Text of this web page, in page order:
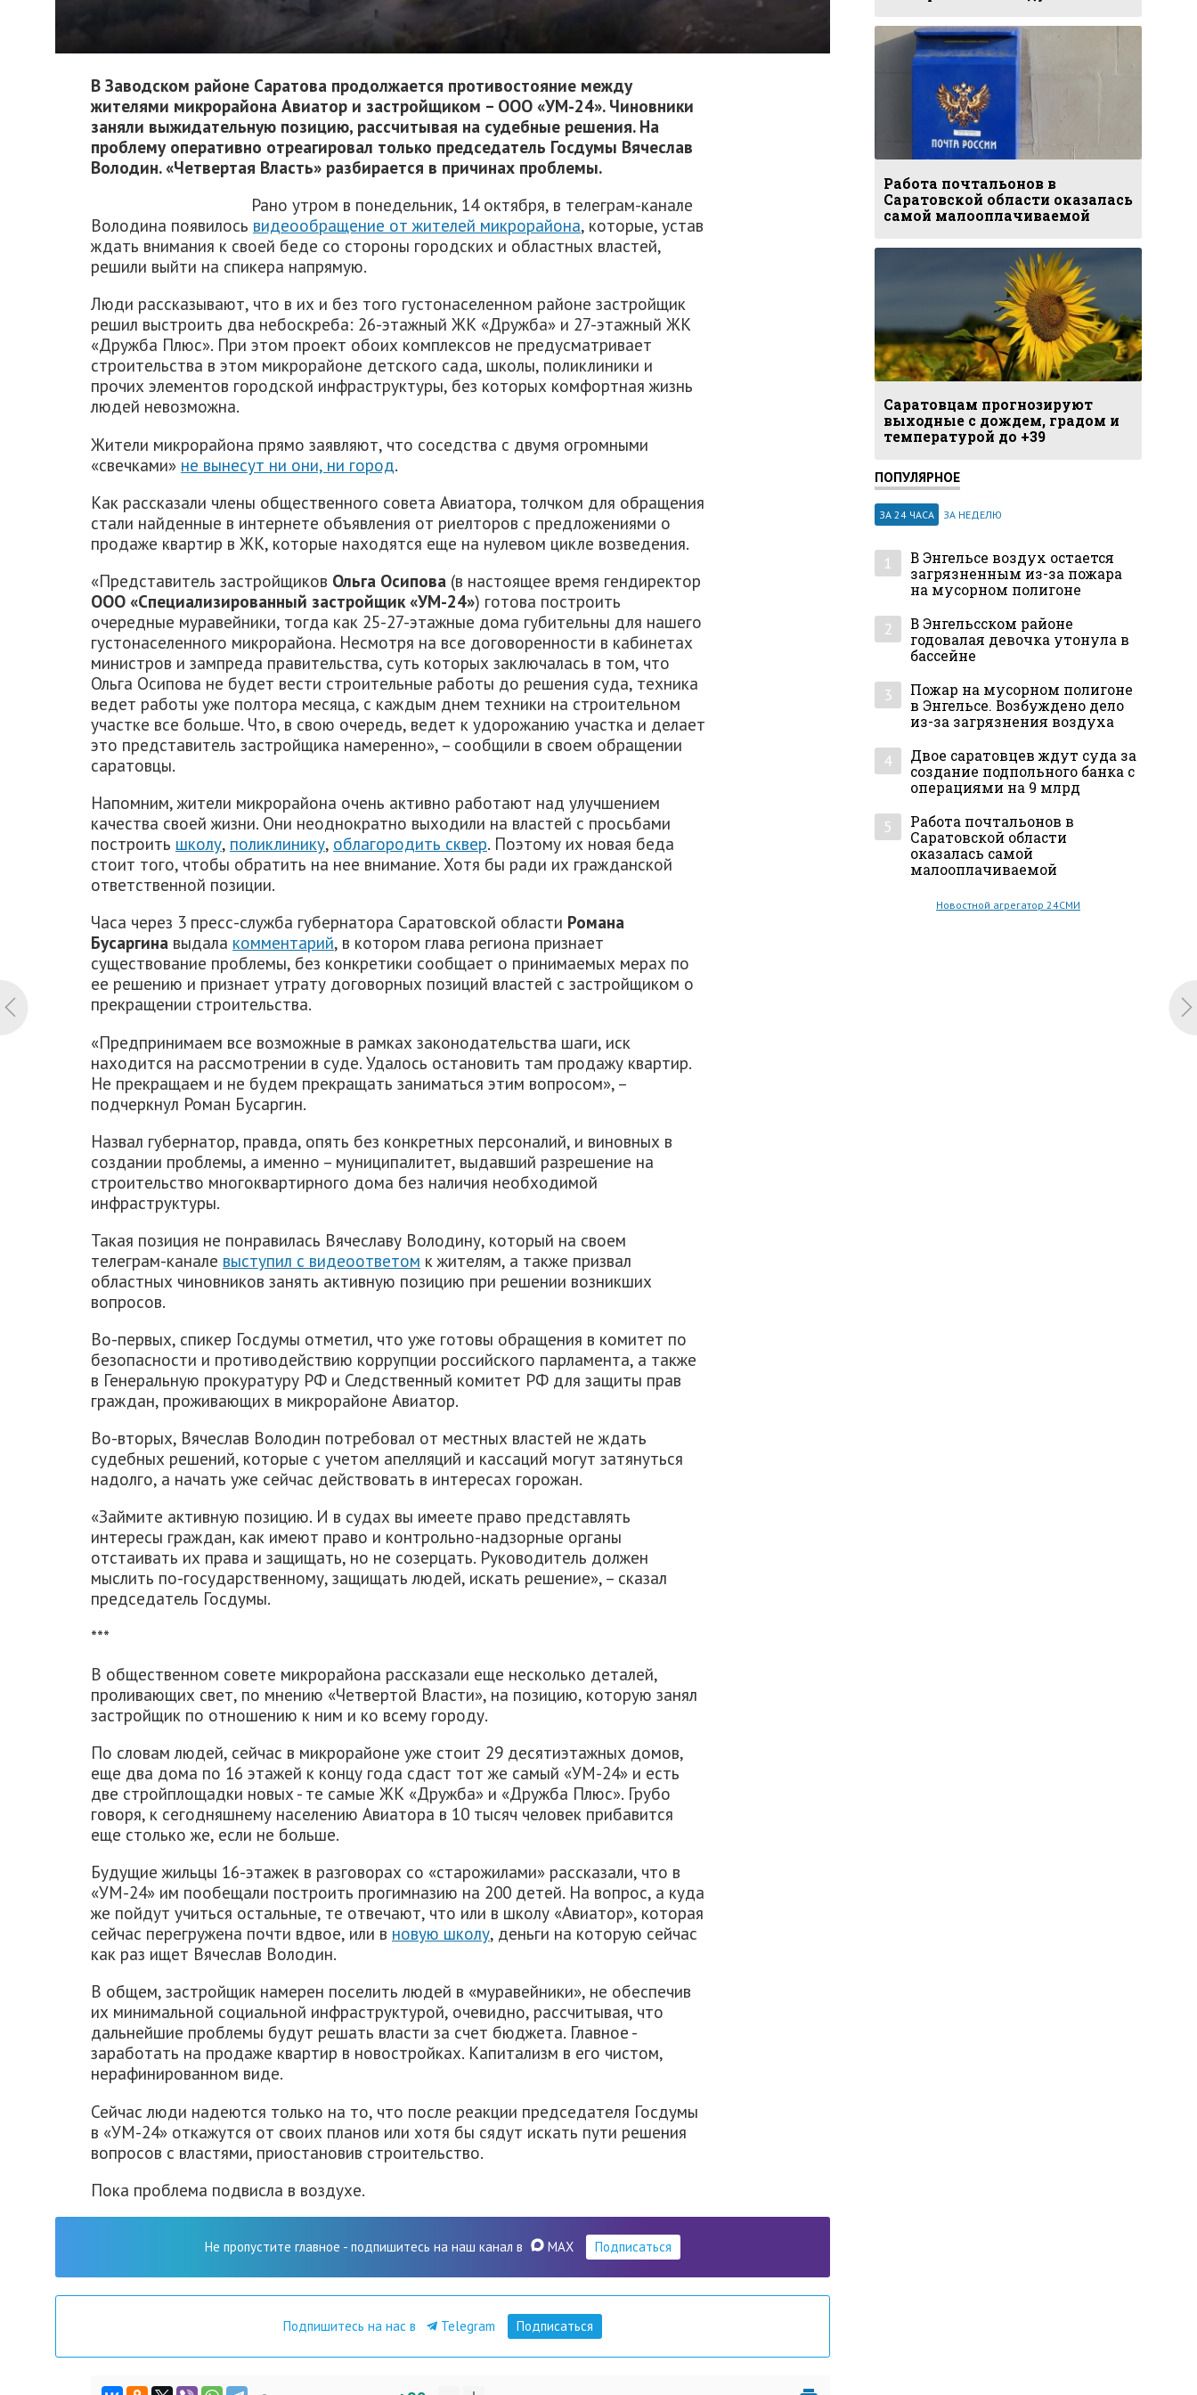
В Заводском районе Саратова продолжается противостояние между
жителями микрорайона Авиатор и застройщиком – ООО «УМ-24». Чиновники
заняли выжидательную позицию, рассчитывая на судебные решения. На
проблему оперативно отреагировал только председатель Госдумы Вячеслав
Володин. «Четвертая Власть» разбирается в причинах проблемы.
Рано утром в понедельник, 14 октября, в телеграм-канале
Володина появилось видеообращение от жителей микрорайона, которые, устав
ждать внимания к своей беде со стороны городских и областных властей,
решили выйти на спикера напрямую.
Люди рассказывают, что в их и без того густонаселенном районе застройщик
решил выстроить два небоскреба: 26-этажный ЖК «Дружба» и 27-этажный ЖК
«Дружба Плюс». При этом проект обоих комплексов не предусматривает
строительства в этом микрорайоне детского сада, школы, поликлиники и
прочих элементов городской инфраструктуры, без которых комфортная жизнь
людей невозможна.
Жители микрорайона прямо заявляют, что соседства с двумя огромными
«свечками» не вынесут ни они, ни город.
Как рассказали члены общественного совета Авиатора, толчком для обращения
стали найденные в интернете объявления от риелторов с предложениями о
продаже квартир в ЖК, которые находятся еще на нулевом цикле возведения.
«Представитель застройщиков Ольга Осипова (в настоящее время гендиректор
ООО «Специализированный застройщик «УМ-24») готова построить
очередные муравейники, тогда как 25-27-этажные дома губительны для нашего
густонаселенного микрорайона. Несмотря на все договоренности в кабинетах
министров и зампреда правительства, суть которых заключалась в том, что
Ольга Осипова не будет вести строительные работы до решения суда, техника
ведет работы уже полтора месяца, с каждым днем техники на строительном
участке все больше. Что, в свою очередь, ведет к удорожанию участка и делает
это представитель застройщика намеренно», – сообщили в своем обращении
саратовцы.
Напомним, жители микрорайона очень активно работают над улучшением
качества своей жизни. Они неоднократно выходили на властей с просьбами
построить школу, поликлинику, облагородить сквер. Поэтому их новая беда
стоит того, чтобы обратить на нее внимание. Хотя бы ради их гражданской
ответственной позиции.
Часа через 3 пресс-служба губернатора Саратовской области Романа
Бусаргина выдала комментарий, в котором глава региона признает
существование проблемы, без конкретики сообщает о принимаемых мерах по
ее решению и признает утрату договорных позиций властей с застройщиком о
прекращении строительства.
«Предпринимаем все возможные в рамках законодательства шаги, иск
находится на рассмотрении в суде. Удалось остановить там продажу квартир.
Не прекращаем и не будем прекращать заниматься этим вопросом», –
подчеркнул Роман Бусаргин.
Назвал губернатор, правда, опять без конкретных персоналий, и виновных в
создании проблемы, а именно – муниципалитет, выдавший разрешение на
строительство многоквартирного дома без наличия необходимой
инфраструктуры.
Такая позиция не понравилась Вячеславу Володину, который на своем
телеграм-канале выступил с видеоответом к жителям, а также призвал
областных чиновников занять активную позицию при решении возникших
вопросов.
Во-первых, спикер Госдумы отметил, что уже готовы обращения в комитет по
безопасности и противодействию коррупции российского парламента, а также
в Генеральную прокуратуру РФ и Следственный комитет РФ для защиты прав
граждан, проживающих в микрорайоне Авиатор.
Во-вторых, Вячеслав Володин потребовал от местных властей не ждать
судебных решений, которые с учетом апелляций и кассаций могут затянуться
надолго, а начать уже сейчас действовать в интересах горожан.
«Займите активную позицию. И в судах вы имеете право представлять
интересы граждан, как имеют право и контрольно-надзорные органы
отстаивать их права и защищать, но не созерцать. Руководитель должен
мыслить по-государственному, защищать людей, искать решение», – сказал
председатель Госдумы.
***
В общественном совете микрорайона рассказали еще несколько деталей,
проливающих свет, по мнению «Четвертой Власти», на позицию, которую занял
застройщик по отношению к ним и ко всему городу.
По словам людей, сейчас в микрорайоне уже стоит 29 десятиэтажных домов,
еще два дома по 16 этажей к концу года сдаст тот же самый «УМ-24» и есть
две стройплощадки новых - те самые ЖК «Дружба» и «Дружба Плюс». Грубо
говоря, к сегодняшнему населению Авиатора в 10 тысяч человек прибавится
еще столько же, если не больше.
Будущие жильцы 16-этажек в разговорах со «старожилами» рассказали, что в
«УМ-24» им пообещали построить прогимназию на 200 детей. На вопрос, а куда
же пойдут учиться остальные, те отвечают, что или в школу «Авиатор», которая
сейчас перегружена почти вдвое, или в новую школу, деньги на которую сейчас
как раз ищет Вячеслав Володин.
В общем, застройщик намерен поселить людей в «муравейники», не обеспечив
их минимальной социальной инфраструктурой, очевидно, рассчитывая, что
дальнейшие проблемы будут решать власти за счет бюджета. Главное -
заработать на продаже квартир в новостройках. Капитализм в его чистом,
нерафинированном виде.
Сейчас люди надеются только на то, что после реакции председателя Госдумы
в «УМ-24» откажутся от своих планов или хотя бы сядут искать пути решения
вопросов с властями, приостановив строительство.
Пока проблема подвисла в воздухе.
Не пропустите главное - подпишитесь на наш канал в MAX Подписаться
Подпишитесь на нас в Telegram Подписаться
Работа почтальонов в
Саратовской области оказалась
самой малооплачиваемой
Саратовцам прогнозируют
выходные с дождем, градом и
температурой до +39
ПОПУЛЯРНОЕ
ЗА 24 ЧАСА ЗА НЕДЕЛЮ
1
В Энгельсе воздух остается
загрязненным из-за пожара
на мусорном полигоне
2
В Энгельсском районе
годовалая девочка утонула в
бассейне
3
Пожар на мусорном полигоне
в Энгельсе. Возбуждено дело
из-за загрязнения воздуха
4
Двое саратовцев ждут суда за
создание подпольного банка с
операциями на 9 млрд
5
Работа почтальонов в
Саратовской области
оказалась самой
малооплачиваемой
Новостной агрегатор 24СМИ